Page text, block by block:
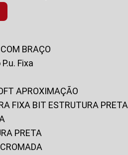
BRAÇO
Fixa
APROXIMAÇÃO
FIXA BIT ESTRUTURA PRETA
PRETA